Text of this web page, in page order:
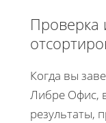
Проверка
Когда вы
Либре Офис,
результаты,